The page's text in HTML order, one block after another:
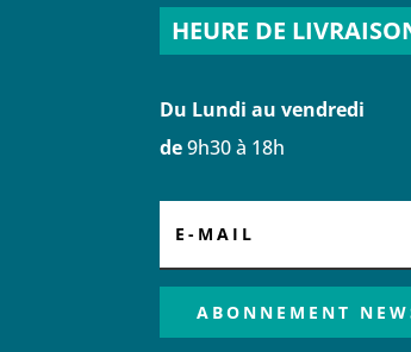
HEURE DE
Du Lundi au vendredi
de9h30 à 18h
ABONNEMENT